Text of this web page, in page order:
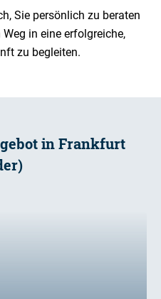
Sie persönlich zu beraten
in eine erfolgreiche,
zu begleiten.
in Frankfurt